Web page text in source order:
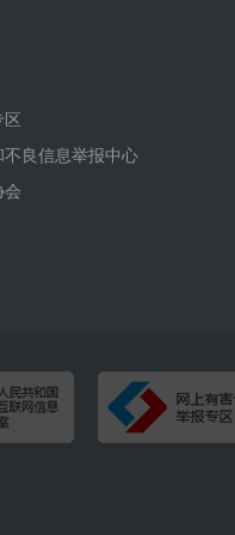
区
良信息举报中心
会